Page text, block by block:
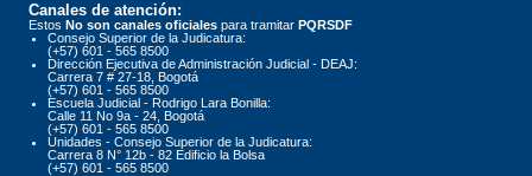
Canales de atención:
Estos No son canales oficiales para tramitar PQRSDF
Consejo Superior de la Judicatura:
(+57) 601 - 565 8500
Dirección Ejecutiva de Administración Judicial - DEAJ:
Carrera 7 # 27-18, Bogotá
(+57) 601 - 565 8500
Escuela Judicial - Rodrigo Lara Bonilla:
Calle 11 No 9a - 24, Bogotá
(+57) 601 - 565 8500
Unidades - Consejo Superior de la Judicatura:
Carrera 8 N° 12b - 82 Edificio la Bolsa
(+57) 601 - 565 8500